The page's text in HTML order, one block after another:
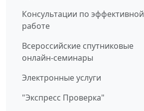
Консультации по эффективной
работе
Всероссийские спутниковые
онлайн-семинары
Электронные услуги
"Экспресс Проверка"